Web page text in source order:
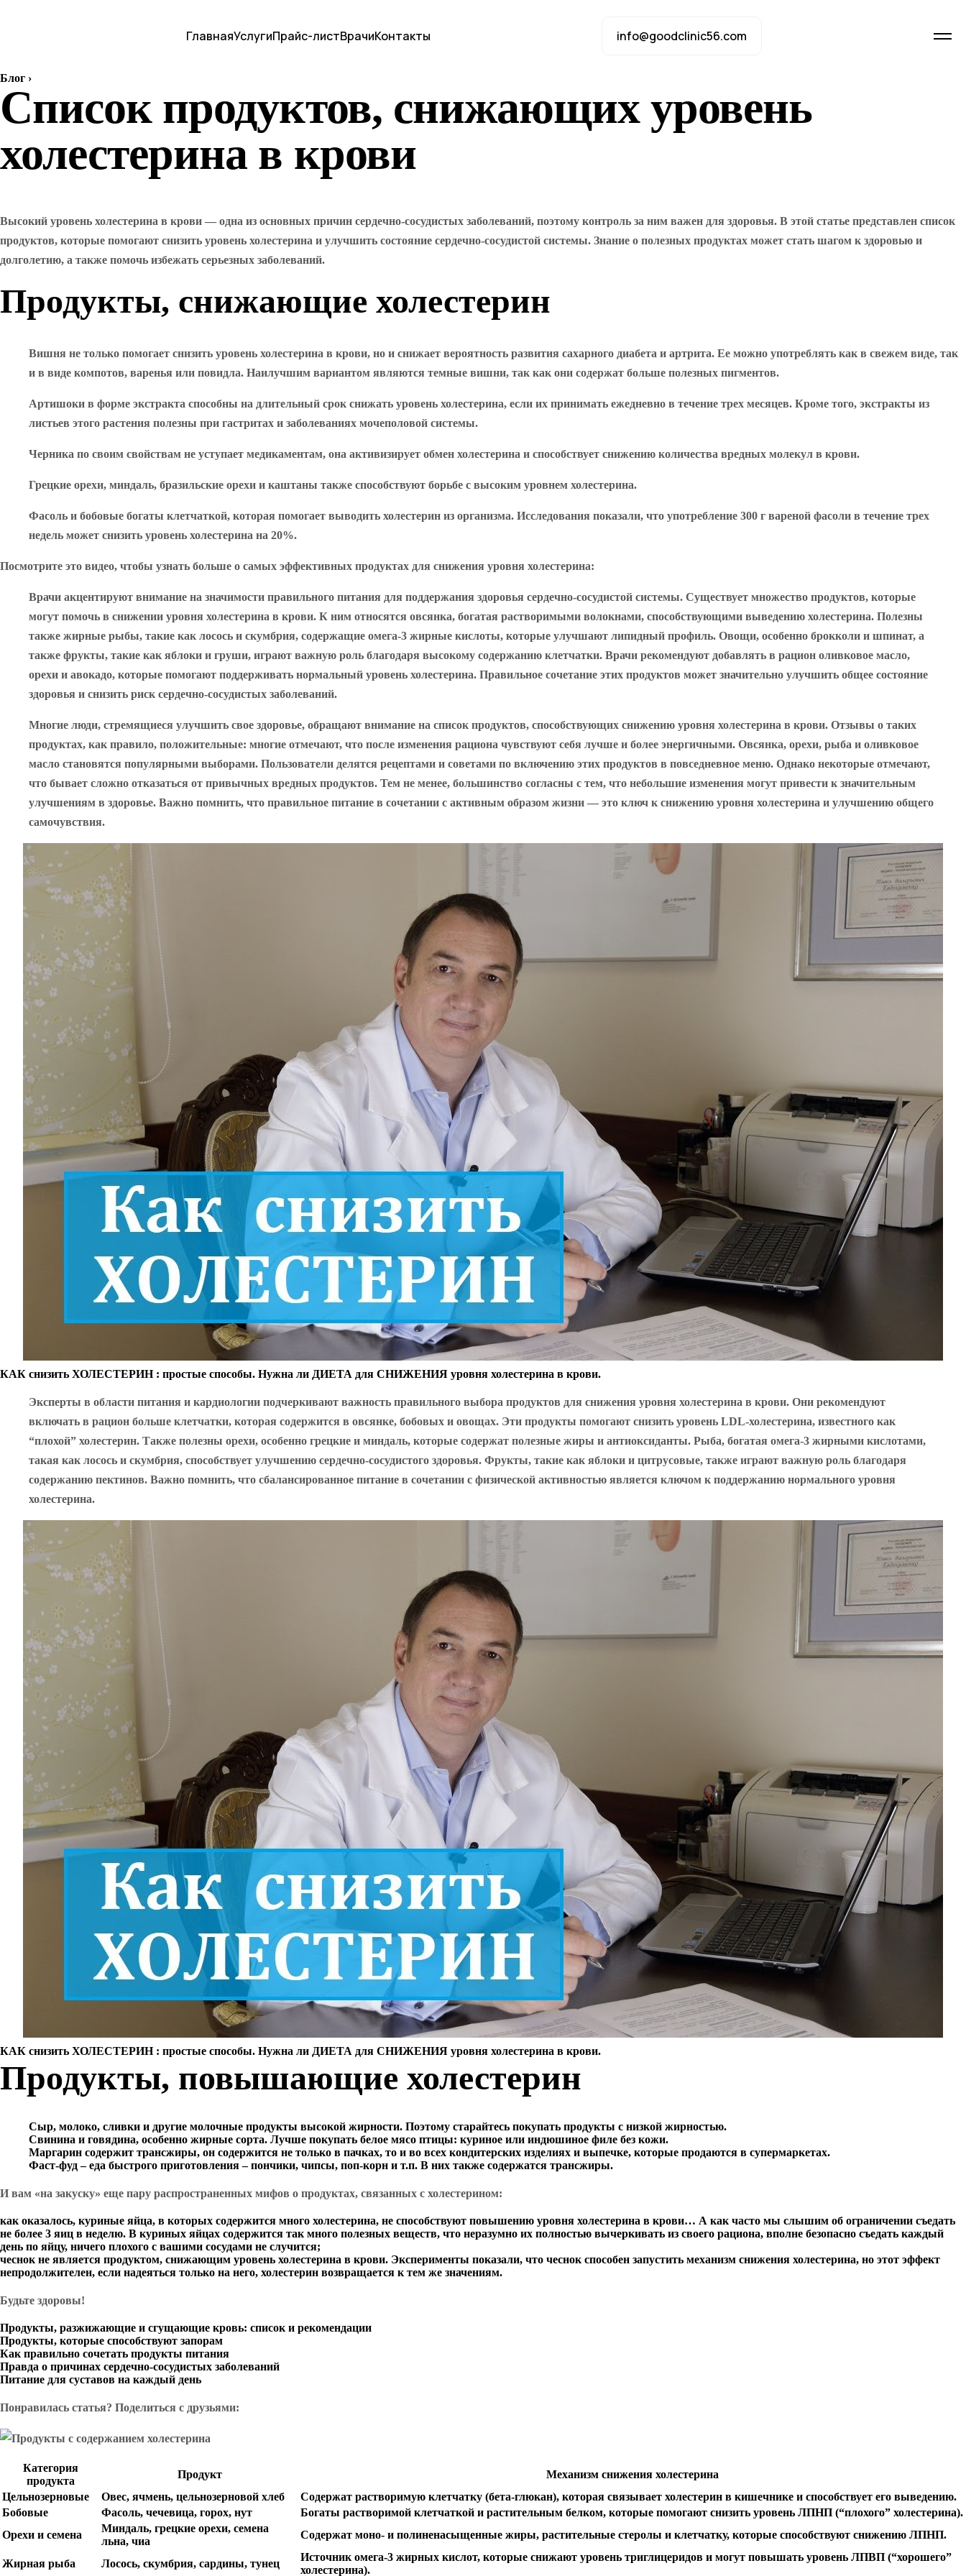
ГлавнаяУслугиПрайс-листВрачиКонтакты info@goodclinic56.com
Блог ›
Список продуктов, снижающих уровень
холестерина в крови
Высокий уровень холестерина в крови — одна из основных причин сердечно-сосудистых заболеваний, поэтому контроль за ним важен для здоровья. В этой статье представлен список
продуктов, которые помогают снизить уровень холестерина и улучшить состояние сердечно-сосудистой системы. Знание о полезных продуктах может стать шагом к здоровью и
долголетию, а также помочь избежать серьезных заболеваний.
Продукты, снижающие холестерин
Вишня не только помогает снизить уровень холестерина в крови, но и снижает вероятность развития сахарного диабета и артрита. Ее можно употреблять как в свежем виде, так
и в виде компотов, варенья или повидла. Наилучшим вариантом являются темные вишни, так как они содержат больше полезных пигментов.
Артишоки в форме экстракта способны на длительный срок снижать уровень холестерина, если их принимать ежедневно в течение трех месяцев. Кроме того, экстракты из
листьев этого растения полезны при гастритах и заболеваниях мочеполовой системы.
Черника по своим свойствам не уступает медикаментам, она активизирует обмен холестерина и способствует снижению количества вредных молекул в крови.
Грецкие орехи, миндаль, бразильские орехи и каштаны также способствуют борьбе с высоким уровнем холестерина.
Фасоль и бобовые богаты клетчаткой, которая помогает выводить холестерин из организма. Исследования показали, что употребление 300 г вареной фасоли в течение трех
недель может снизить уровень холестерина на 20%.
Посмотрите это видео, чтобы узнать больше о самых эффективных продуктах для снижения уровня холестерина:
Врачи акцентируют внимание на значимости правильного питания для поддержания здоровья сердечно-сосудистой системы. Существует множество продуктов, которые
могут помочь в снижении уровня холестерина в крови. К ним относятся овсянка, богатая растворимыми волокнами, способствующими выведению холестерина. Полезны
также жирные рыбы, такие как лосось и скумбрия, содержащие омега-3 жирные кислоты, которые улучшают липидный профиль. Овощи, особенно брокколи и шпинат, а
также фрукты, такие как яблоки и груши, играют важную роль благодаря высокому содержанию клетчатки. Врачи рекомендуют добавлять в рацион оливковое масло,
орехи и авокадо, которые помогают поддерживать нормальный уровень холестерина. Правильное сочетание этих продуктов может значительно улучшить общее состояние
здоровья и снизить риск сердечно-сосудистых заболеваний.
Многие люди, стремящиеся улучшить свое здоровье, обращают внимание на список продуктов, способствующих снижению уровня холестерина в крови. Отзывы о таких
продуктах, как правило, положительные: многие отмечают, что после изменения рациона чувствуют себя лучше и более энергичными. Овсянка, орехи, рыба и оливковое
масло становятся популярными выборами. Пользователи делятся рецептами и советами по включению этих продуктов в повседневное меню. Однако некоторые отмечают,
что бывает сложно отказаться от привычных вредных продуктов. Тем не менее, большинство согласны с тем, что небольшие изменения могут привести к значительным
улучшениям в здоровье. Важно помнить, что правильное питание в сочетании с активным образом жизни — это ключ к снижению уровня холестерина и улучшению общего
самочувствия.
КАК снизить ХОЛЕСТЕРИН : простые способы. Нужна ли ДИЕТА для СНИЖЕНИЯ уровня холестерина в крови.
Эксперты в области питания и кардиологии подчеркивают важность правильного выбора продуктов для снижения уровня холестерина в крови. Они рекомендуют
включать в рацион больше клетчатки, которая содержится в овсянке, бобовых и овощах. Эти продукты помогают снизить уровень LDL-холестерина, известного как
“плохой” холестерин. Также полезны орехи, особенно грецкие и миндаль, которые содержат полезные жиры и антиоксиданты. Рыба, богатая омега-3 жирными кислотами,
такая как лосось и скумбрия, способствует улучшению сердечно-сосудистого здоровья. Фрукты, такие как яблоки и цитрусовые, также играют важную роль благодаря
содержанию пектинов. Важно помнить, что сбалансированное питание в сочетании с физической активностью является ключом к поддержанию нормального уровня
холестерина.
КАК снизить ХОЛЕСТЕРИН : простые способы. Нужна ли ДИЕТА для СНИЖЕНИЯ уровня холестерина в крови.
Продукты, повышающие холестерин
Сыр, молоко, сливки и другие молочные продукты высокой жирности. Поэтому старайтесь покупать продукты с низкой жирностью.
Свинина и говядина, особенно жирные сорта. Лучше покупать белое мясо птицы: куриное или индюшиное филе без кожи.
Маргарин содержит трансжиры, он содержится не только в пачках, то и во всех кондитерских изделиях и выпечке, которые продаются в супермаркетах.
Фаст-фуд – еда быстрого приготовления – пончики, чипсы, поп-корн и т.п. В них также содержатся трансжиры.
И вам «на закуску» еще пару распространенных мифов о продуктах, связанных с холестерином:
как оказалось, куриные яйца, в которых содержится много холестерина, не способствуют повышению уровня холестерина в крови… А как часто мы слышим об ограничении съедать
не более 3 яиц в неделю. В куриных яйцах содержится так много полезных веществ, что неразумно их полностью вычеркивать из своего рациона, вполне безопасно съедать каждый
день по яйцу, ничего плохого с вашими сосудами не случится;
чеснок не является продуктом, снижающим уровень холестерина в крови. Эксперименты показали, что чеснок способен запустить механизм снижения холестерина, но этот эффект
непродолжителен, если надеяться только на него, холестерин возвращается к тем же значениям.
Будьте здоровы!
Продукты, разжижающие и сгущающие кровь: список и рекомендации
Продукты, которые способствуют запорам
Как правильно сочетать продукты питания
Правда о причинах сердечно-сосудистых заболеваний
Питание для суставов на каждый день
Понравилась статья? Поделиться с друзьями:
Категория
продукта
Продукт
Механизм снижения холестерина
Цельнозерновые
Овес, ячмень, цельнозерновой хлеб
Содержат растворимую клетчатку (бета-глюкан), которая связывает холестерин в кишечнике и способствует его выведению.
Бобовые
Фасоль, чечевица, горох, нут
Богаты растворимой клетчаткой и растительным белком, которые помогают снизить уровень ЛПНП (“плохого” холестерина).
Орехи и семена
Миндаль, грецкие орехи, семена
льна, чиа
Содержат моно- и полиненасыщенные жиры, растительные стеролы и клетчатку, которые способствуют снижению ЛПНП.
Жирная рыба Лосось, скумбрия, сардины, тунец
Источник омега-3 жирных кислот, которые снижают уровень триглицеридов и могут повышать уровень ЛПВП (“хорошего”
холестерина).